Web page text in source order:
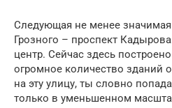
Следующая не менее
Грозного – проспект
центр. Сейчас здесь
огромное количество зданий
на эту улицу, ты словно
только в уменьшенном